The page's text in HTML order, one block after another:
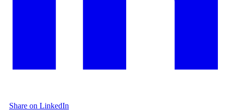
Share on LinkedIn